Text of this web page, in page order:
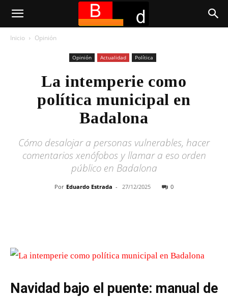
Inicio Opinión
Opinión Actualidad Política
La intemperie como
política municipal en
Badalona
Cómo desalojar a personas vulnerables, hacer
comentarios xenófobos y llamar a eso orden
público en Badalona
Por Eduardo Estrada - 27/12/2025 0
Navidad bajo el puente: manual de